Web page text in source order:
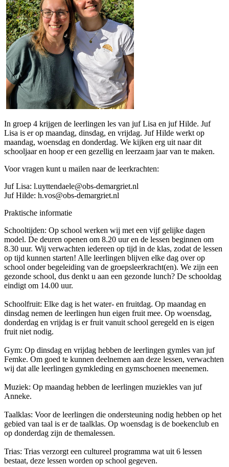
In groep 4 krijgen de leerlingen les van juf Lisa en juf Hilde. Juf
Lisa is er op maandag, dinsdag, en vrijdag. Juf Hilde werkt op
maandag, woensdag en donderdag. We kijken erg uit naar dit
schooljaar en hoop er een gezellig en leerzaam jaar van te maken.
Voor vragen kunt u mailen naar de leerkrachten:
Juf Lisa: l.uyttendaele@obs-demargriet.nl
Juf Hilde: h.vos@obs-demargriet.nl
Praktische informatie
Schooltijden: Op school werken wij met een vijf gelijke dagen
model. De deuren openen om 8.20 uur en de lessen beginnen om
8.30 uur. Wij verwachten iedereen op tijd in de klas, zodat de lessen
op tijd kunnen starten! Alle leerlingen blijven elke dag over op
school onder begeleiding van de groepsleerkracht(en). We zijn een
gezonde school, dus denkt u aan een gezonde lunch? De schooldag
eindigt om 14.00 uur.
Schoolfruit: Elke dag is het water- en fruitdag. Op maandag en
dinsdag nemen de leerlingen hun eigen fruit mee. Op woensdag,
donderdag en vrijdag is er fruit vanuit school geregeld en is eigen
fruit niet nodig.
Gym: Op dinsdag en vrijdag hebben de leerlingen gymles van juf
Femke. Om goed te kunnen deelnemen aan deze lessen, verwachten
wij dat alle leerlingen gymkleding en gymschoenen meenemen.
Muziek: Op maandag hebben de leerlingen muziekles van juf
Anneke.
Taalklas: Voor de leerlingen die ondersteuning nodig hebben op het
gebied van taal is er de taalklas. Op woensdag is de boekenclub en
op donderdag zijn de themalessen.
Trias: Trias verzorgt een cultureel programma wat uit 6 lessen
bestaat, deze lessen worden op school gegeven.